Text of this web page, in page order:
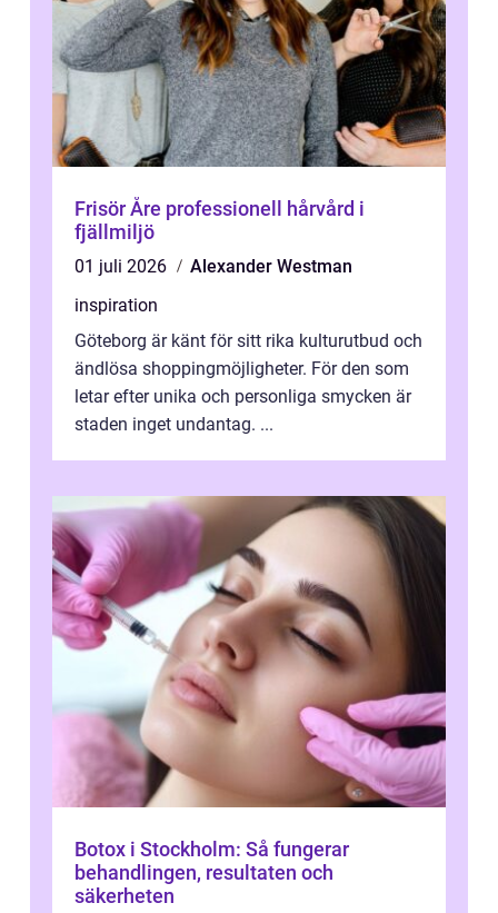
Frisör Åre professionell hårvård i
fjällmiljö
01 juli 2026
Alexander Westman
inspiration
Göteborg är känt för sitt rika kulturutbud och
ändlösa shoppingmöjligheter. För den som
letar efter unika och personliga smycken är
staden inget undantag. ...
Botox i Stockholm: Så fungerar
behandlingen, resultaten och
säkerheten